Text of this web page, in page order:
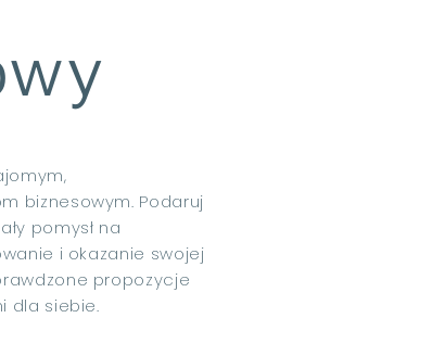
biznesowym. Podaruj
pomysł na
i okazanie swojej
propozycje
dla siebie.